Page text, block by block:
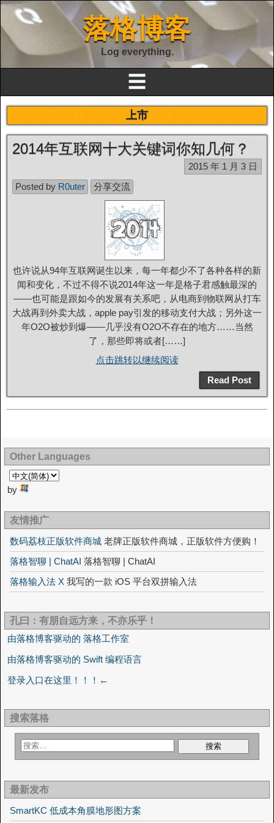
落格博客
Log everything.
☰
上市
2014年互联网十大关键词你知几何？
2015 年 1 月 3 日
Posted by R0uter 分享交流
也许说从94年互联网诞生以来，每一年都少不了各种各样的新
闻和变化，不过不得不说2014年这一年是格子君感触最深的
——也可能是跟如今的发展有关系吧，从电商到物联网从打车
大战再到外卖大战，apple pay引发的移动支付大战；另外这一
年O2O被炒到爆——几乎没有O2O不存在的地方……当然
了，那些即将或者[……]
点击跳转以继续阅读
Read Post
Other Languages
by
友情推广
数码荔枝正版软件商城 老牌正版软件商城，正版软件方便购！
落格智聊 | ChatAI 落格智聊 | ChatAI
落格输入法 X 我写的一款 iOS 平台双拼输入法
孔曰：有朋自远方来，不亦乐乎！
由落格博客驱动的 落格工作室
由落格博客驱动的 Swift 编程语言
登录入口在这里！！！←
搜索落格
最新发布
SmartKC 低成本角膜地形图方案